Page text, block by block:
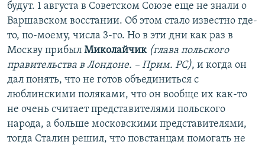
будут. 1 августа в Советском Союзе еще не знали о
Варшавском восстании. Об этом стало известно где-
то, по-моему, числа 3-го. Но в эти дни как раз в
Москву прибыл Миколайчик (глава польского
правительства в Лондоне. – Прим. РС), и когда он
дал понять, что не готов объединиться с
люблинскими поляками, что он вообще их как-то
не очень считает представителями польского
народа, а больше московскими представителями,
тогда Сталин решил, что повстанцам помогать не